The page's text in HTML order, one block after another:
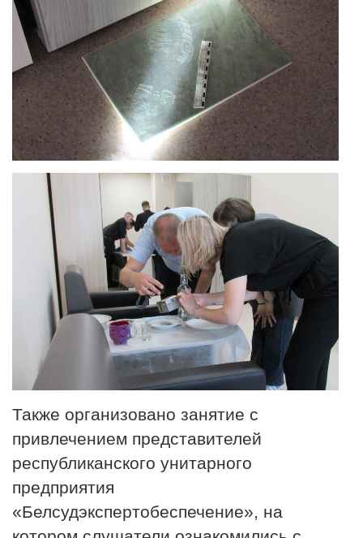
Также организовано занятие с
привлечением представителей
республиканского унитарного
предприятия
«Белсудэкспертобеспечение», на